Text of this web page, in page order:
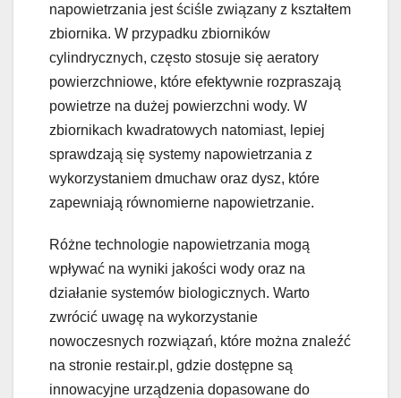
napowietrzania jest ściśle związany z kształtem
zbiornika. W przypadku zbiorników
cylindrycznych, często stosuje się aeratory
powierzchniowe, które efektywnie rozpraszają
powietrze na dużej powierzchni wody. W
zbiornikach kwadratowych natomiast, lepiej
sprawdzają się systemy napowietrzania z
wykorzystaniem dmuchaw oraz dysz, które
zapewniają równomierne napowietrzanie.
Różne technologie napowietrzania mogą
wpływać na wyniki jakości wody oraz na
działanie systemów biologicznych. Warto
zwrócić uwagę na wykorzystanie
nowoczesnych rozwiązań, które można znaleźć
na stronie restair.pl, gdzie dostępne są
innowacyjne urządzenia dopasowane do